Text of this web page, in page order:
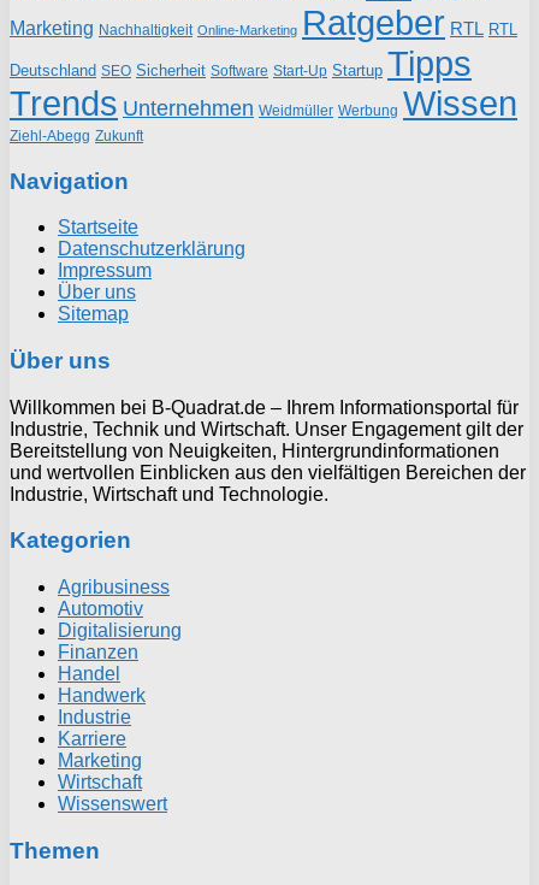
Marketing Nachhaltigkeit Online-Marketing Ratgeber RTL RTL
Deutschland SEO Sicherheit Software Start-Up Startup Tipps
Trends Unternehmen Weidmüller Werbung Wissen
Ziehl-Abegg Zukunft
Navigation
Startseite
Datenschutzerklärung
Impressum
Über uns
Sitemap
Über uns
Willkommen bei B-Quadrat.de – Ihrem Informationsportal für
Industrie, Technik und Wirtschaft. Unser Engagement gilt der
Bereitstellung von Neuigkeiten, Hintergrundinformationen
und wertvollen Einblicken aus den vielfältigen Bereichen der
Industrie, Wirtschaft und Technologie.
Kategorien
Agribusiness
Automotiv
Digitalisierung
Finanzen
Handel
Handwerk
Industrie
Karriere
Marketing
Wirtschaft
Wissenswert
Themen